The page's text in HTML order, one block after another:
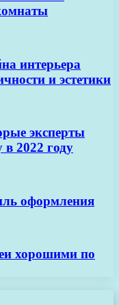
интерьера
и эстетики
эксперты
2022 году
оформления
хорошими по